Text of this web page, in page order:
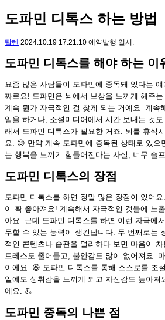
도파민 디톡스 하는 방법
탑텐 2024.10.19 17:21:10 예약발행 일시:
도파민 디톡스를 해야 하는 이
요즘 많은 사람들이 도파민에 중독돼 있다는
짜로요! 도파민은 뇌에서 보상을 느끼게 해주
계속 뭔가 자극적인 걸 찾게 되는 거예요. 계속
임을 하거나, 소셜미디어에서 시간 보내는 것
래서 도파민 디톡스가 필요한 거죠. 뇌를 휴식
요. 😊 만약 계속 도파민에 중독된 상태로 있으
는 행복을 느끼기 힘들어진다는 사실, 너무 슬
도파민 디톡스의 장점
도파민 디톡스를 하면 정말 많은 장점이 있어
이 확 좋아져요! 계속해서 자극적인 것들에 노
아요. 근데 도파민 디톡스를 하면 이런 자극에
두할 수 있는 능력이 생긴답니다. 두 번째로는
적인 콘텐츠나 습관을 멀리하다 보면 마음이
트레스도 줄어들고, 불안감도 많이 없어져요.
이에요. 😆 도파민 디톡스를 통해 스스로를 조
일에도 성취감을 느끼게 되고 자신감도 높아져
에요. 💪
도파민 중독의 나쁜 점